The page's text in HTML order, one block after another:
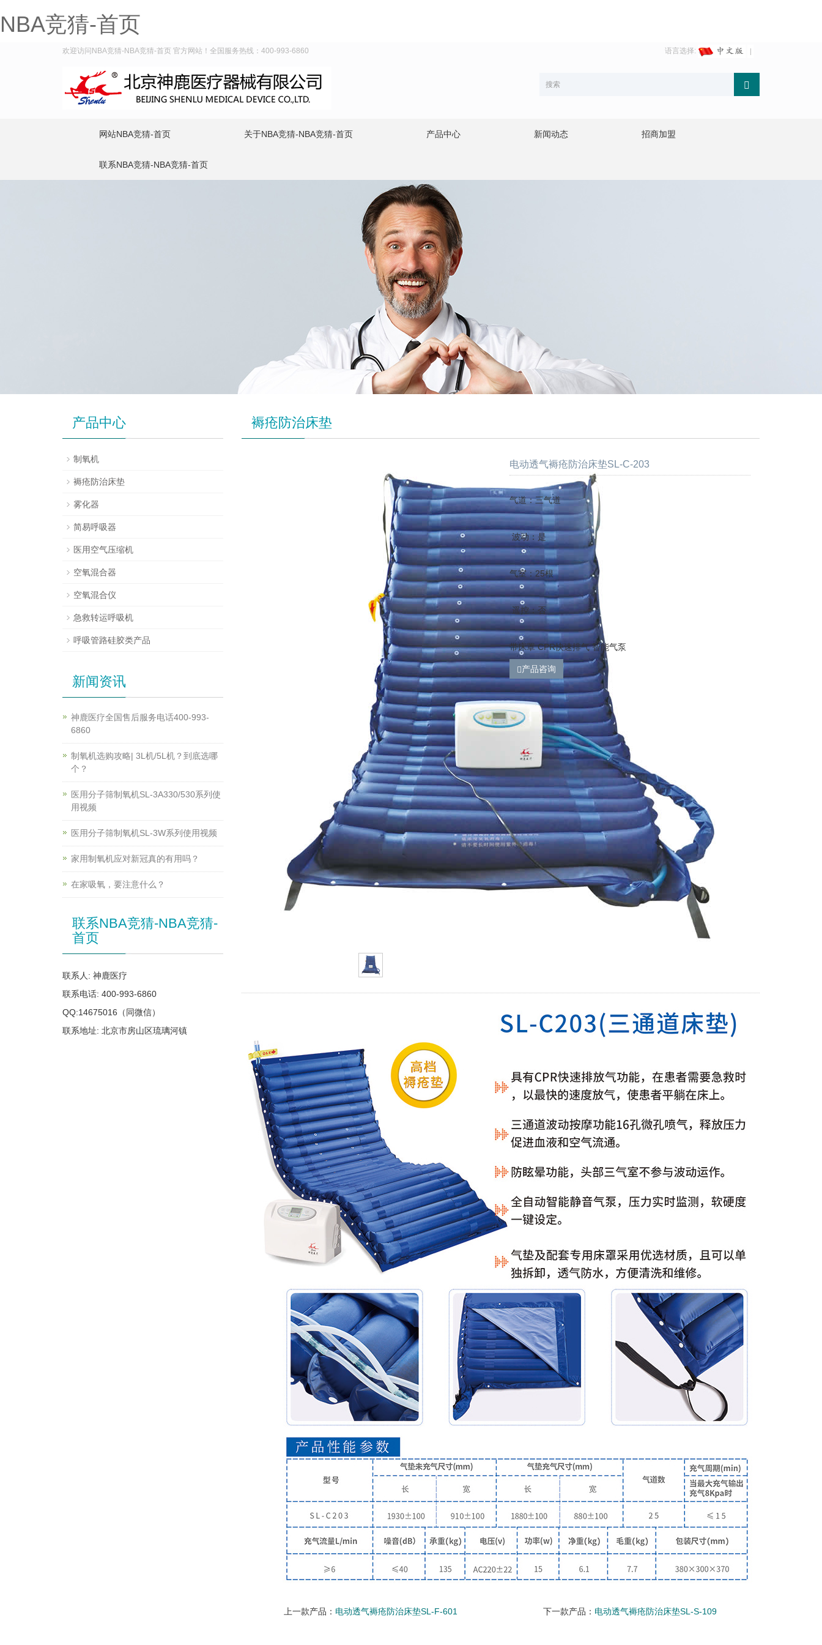
NBA竞猜-首页
欢迎访问NBA竞猜-NBA竞猜-首页 官方网站！全国服务热线：400-993-6860 语言选择:
网站NBA竞猜-首页 关于NBA竞猜-NBA竞猜-首页 产品中心 新闻动态 招商加盟
联系NBA竞猜-NBA竞猜-首页
褥疮防治床垫
电动透气褥疮防治床垫SL-C-203
气道：三气道
波动：是
气室：25根
遥控：否
带床罩 CPR快速排气 智能气泵
产品咨询
上一款产品： 电动透气褥疮防治床垫SL-F-601 下一款产品： 电动透气褥疮防治床垫SL-S-109
产品中心
制氧机
褥疮防治床垫
雾化器
简易呼吸器
医用空气压缩机
空氧混合器
空氧混合仪
急救转运呼吸机
呼吸管路硅胶类产品
新闻资讯
神鹿医疗全国售后服务电话400-993-
6860
制氧机选购攻略| 3L机/5L机？到底选哪
个？
医用分子筛制氧机SL-3A330/530系列使
用视频
医用分子筛制氧机SL-3W系列使用视频
家用制氧机应对新冠真的有用吗？
在家吸氧，要注意什么？
联系NBA竞猜-NBA竞猜-
首页
联系人: 神鹿医疗
联系电话: 400-993-6860
QQ:14675016（同微信）
联系地址: 北京市房山区琉璃河镇